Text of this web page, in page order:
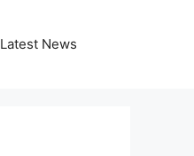
Latest News